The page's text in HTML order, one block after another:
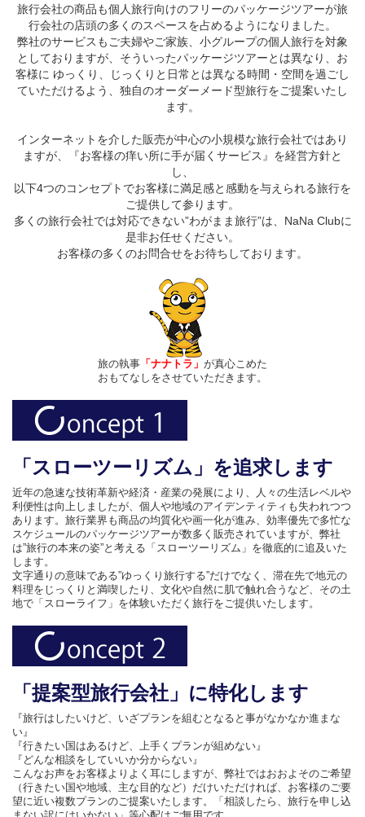
旅行会社の商品も個人旅行向けのフリーのパッケージツアーが旅
行会社の店頭の多くのスペースを占めるようになりました。
弊社のサービスもご夫婦やご家族、小グループの個人旅行を対象
としておりますが、そういったパッケージツアーとは異なり、お
客様に ゆっくり、じっくりと日常とは異なる時間・空間を過ごし
ていただけるよう、独自のオーダーメード型旅行をご提案いたし
ます。
インターネットを介した販売が中心の小規模な旅行会社ではあり
ますが、『お客様の痒い所に手が届くサービス』を経営方針と
し、
以下4つのコンセプトでお客様に満足感と感動を与えられる旅行を
ご提供して参ります。
多くの旅行会社では対応できない”わがまま旅行”は、NaNa Clubに
是非お任せください。
お客様の多くのお問合せをお待ちしております。
旅の執事 「ナナトラ」 が真心こめた
おもてなしをさせていただきます。
「スローツーリズム」を追求します
近年の急速な技術革新や経済・産業の発展により、人々の生活レベルや
利便性は向上しましたが、個人や地域のアイデンティティも失われつつ
あります。旅行業界も商品の均質化や画一化が進み、効率優先で多忙な
スケジュールのパッケージツアーが数多く販売されていますが、弊社
は”旅行の本来の姿”と考える「スローツーリズム」を徹底的に追及いた
します。
文字通りの意味である”ゆっくり旅行する”だけでなく、滞在先で地元の
料理をじっくりと満喫したり、文化や自然に肌で触れ合うなど、その土
地で「スローライフ」を体験いただく旅行をご提供いたします。
「提案型旅行会社」に特化します
『旅行はしたいけど、いざプランを組むとなると事がなかなか進まな
い』
『行きたい国はあるけど、上手くプランが組めない』
『どんな相談をしていいか分からない』
こんなお声をお客様よりよく耳にしますが、弊社ではおおよそのご希望
（行きたい国や地域、主な目的など）だけいただければ、お客様のご要
望に近い複数プランのご提案いたします。「相談したら、旅行を申し込